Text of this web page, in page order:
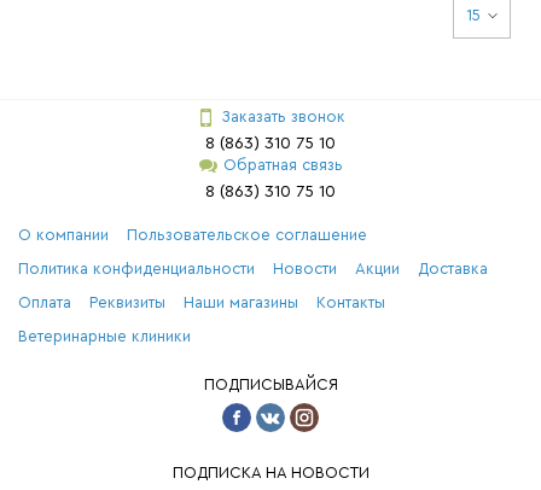
15
Заказать звонок
8 (863) 310 75 10
Обратная связь
8 (863) 310 75 10
О компании Пользовательское соглашение
Политика конфиденциальности Новости Акции Доставка
Оплата Реквизиты Наши магазины Контакты
Ветеринарные клиники
ПОДПИСЫВАЙСЯ
ПОДПИСКА НА НОВОСТИ